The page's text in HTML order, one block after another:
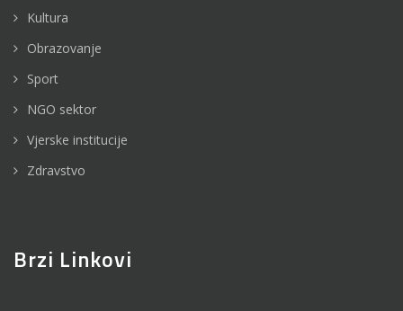
Kultura
Obrazovanje
Sport
NGO sektor
Vjerske institucije
Zdravstvo
Brzi Linkovi